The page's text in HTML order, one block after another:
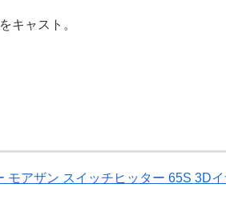
をキャスト。
モアザン スイッチヒッター 65S 3D